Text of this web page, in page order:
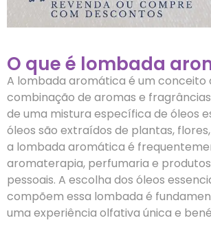
O que é lombada
A lombada aromática é um conceito
combinação de aromas e
de uma mistura específica de óleos
óleos são extraídos de plantas,
a lombada aromática é
aromaterapia, perfumaria e
pessoais. A escolha dos óleos
compõem essa lombada é
uma experiência olfativa única e